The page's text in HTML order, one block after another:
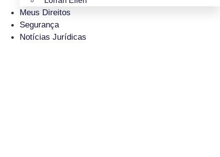
Meus Direitos
Segurança
Notícias Jurídicas